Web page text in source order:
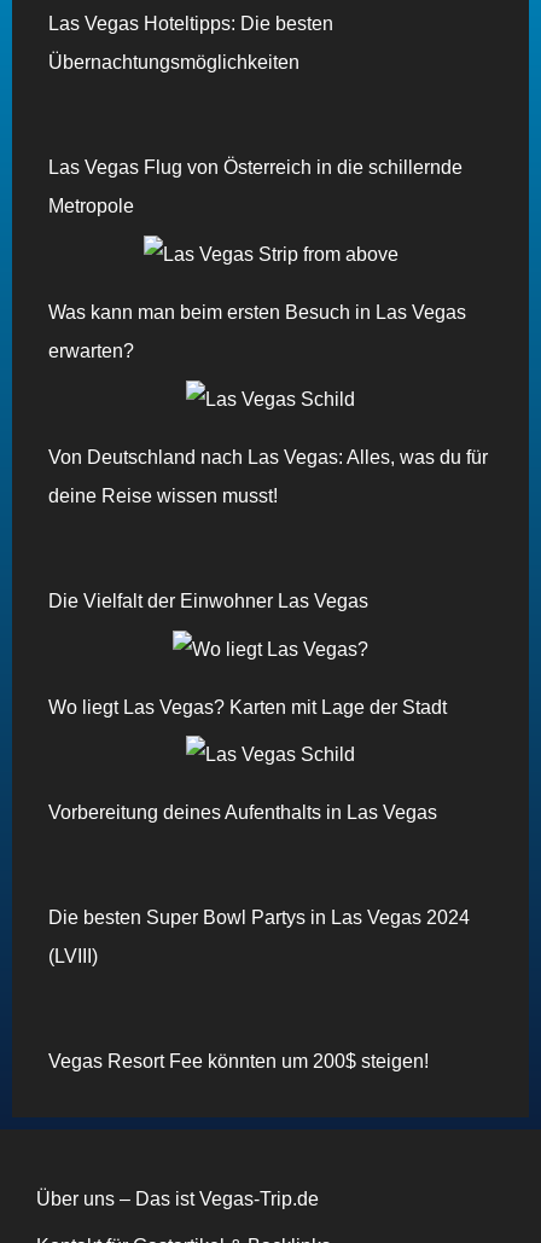
Las Vegas Hoteltipps: Die besten
Übernachtungsmöglichkeiten
Las Vegas Flug von Österreich in die schillernde
Metropole
Was kann man beim ersten Besuch in Las Vegas
erwarten?
Von Deutschland nach Las Vegas: Alles, was du für
deine Reise wissen musst!
Die Vielfalt der Einwohner Las Vegas
Wo liegt Las Vegas? Karten mit Lage der Stadt
Vorbereitung deines Aufenthalts in Las Vegas
Die besten Super Bowl Partys in Las Vegas 2024
(LVIII)
Vegas Resort Fee könnten um 200$ steigen!
Über uns – Das ist Vegas-Trip.de